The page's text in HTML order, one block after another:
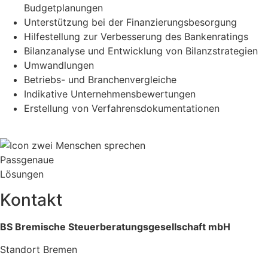
Budgetplanungen
Unterstützung bei der Finanzierungsbesorgung
Hilfestellung zur Verbesserung des Bankenratings
Bilanzanalyse und Entwicklung von Bilanzstrategien
Umwandlungen
Betriebs- und Branchenvergleiche
Indikative Unternehmensbewertungen
Erstellung von Verfahrensdokumentationen
Passgenaue
Lösungen
Kontakt
BS Bremische Steuerberatungsgesellschaft mbH
Standort Bremen